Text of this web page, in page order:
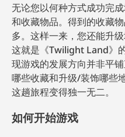
无论您以何种方式成功完
和收藏物品。得到的收藏
多。这样一来，您还能升
这就是《Twilight Land》
现游戏的发展方向并非平
哪些收藏和升级/装饰哪些
这趟旅程变得独一无二。
如何开始游戏